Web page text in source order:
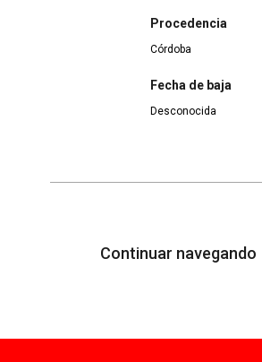
Procedencia
Córdoba
Fecha de baja
Desconocida
Continuar navegando